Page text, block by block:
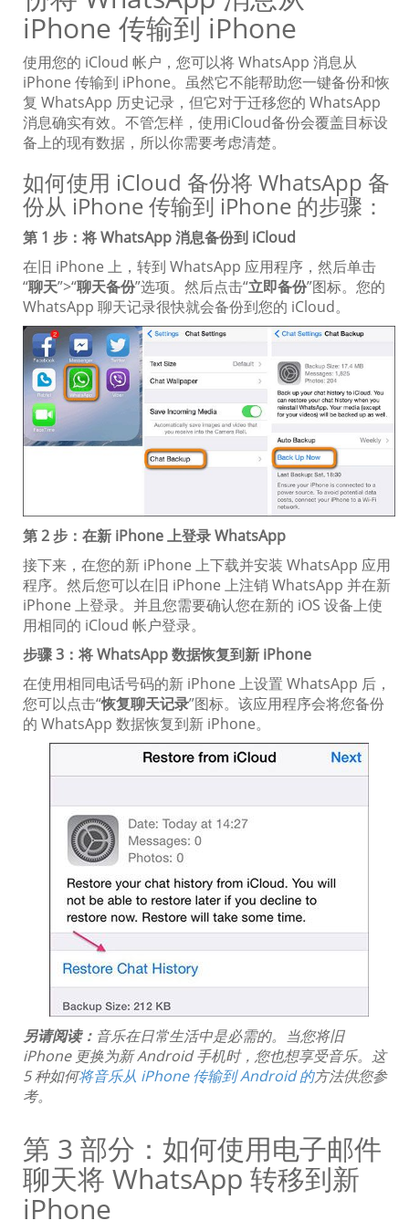
iPhone 传输到 iPhone
使用您的 iCloud 帐户，您可以将 WhatsApp 消息从
iPhone 传输到 iPhone。虽然它不能帮助您一键备份和恢
复 WhatsApp 历史记录，但它对于迁移您的 WhatsApp
消息确实有效。不管怎样，使用iCloud备份会覆盖目标设
备上的现有数据，所以你需要考虑清楚。
如何使用 iCloud 备份将 WhatsApp 备
份从 iPhone 传输到 iPhone 的步骤：
第 1 步：将 WhatsApp 消息备份到 iCloud
在旧 iPhone 上，转到 WhatsApp 应用程序，然后单击
“聊天”>“聊天备份”选项。然后点击“立即备份”图标。您的
WhatsApp 聊天记录很快就会备份到您的 iCloud。
第 2 步：在新 iPhone 上登录 WhatsApp
接下来，在您的新 iPhone 上下载并安装 WhatsApp 应用
程序。然后您可以在旧 iPhone 上注销 WhatsApp 并在新
iPhone 上登录。并且您需要确认您在新的 iOS 设备上使
用相同的 iCloud 帐户登录。
步骤 3：将 WhatsApp 数据恢复到新 iPhone
在使用相同电话号码的新 iPhone 上设置 WhatsApp 后，
您可以点击“恢复聊天记录”图标。该应用程序会将您备份
的 WhatsApp 数据恢复到新 iPhone。
另请阅读： 音乐在日常生活中是必需的。当您将旧
iPhone 更换为新 Android 手机时，您也想享受音乐。这
5 种如何将音乐从 iPhone 传输到 Android 的方法供您参
考。
第 3 部分：如何使用电子邮件
聊天将 WhatsApp 转移到新
iPhone